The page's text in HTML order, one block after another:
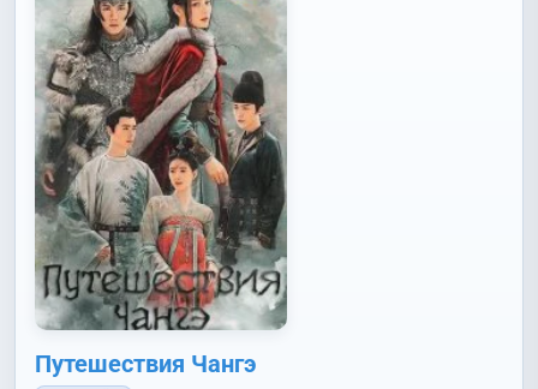
Путешествия Чангэ